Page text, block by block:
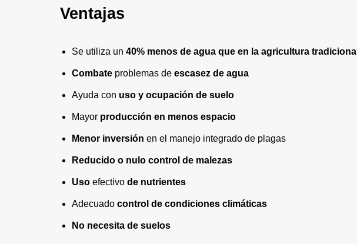
Ventajas
Se utiliza un 40% menos de agua que en la agricultura tradicional
Combate problemas de escasez de agua
Ayuda con uso y ocupación de suelo
Mayor producción en menos espacio
Menor inversión en el manejo integrado de plagas
Reducido o nulo control de malezas
Uso efectivo de nutrientes
Adecuado control de condiciones climáticas
No necesita de suelos